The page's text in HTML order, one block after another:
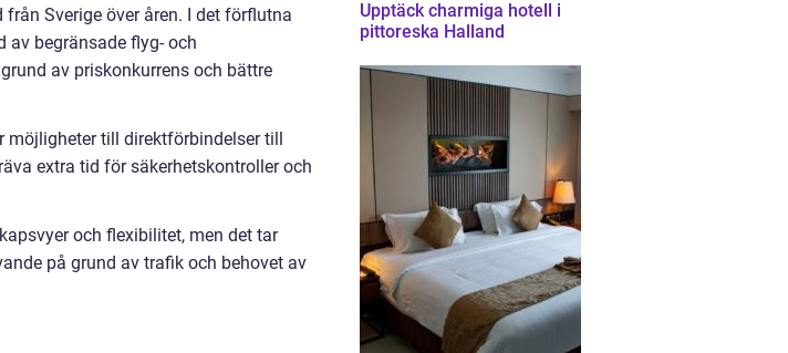
Sverige över åren. I det förflutna
av begränsade flyg- och
av priskonkurrens och bättre
till direktförbindelser till
extra tid för säkerhetskontroller och
och flexibilitet, men det tar
på grund av trafik och behovet av
Upptäck charmiga hotell i
pittoreska Halland